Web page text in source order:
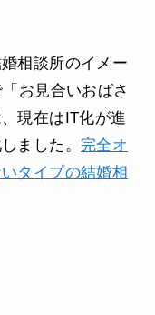
相談所のイメー
お見合いおばさ
現在はIT化が進
ました。 完全オ
タイプの結婚相